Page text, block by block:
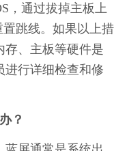
，通过拔掉主板上
跳线。如果以上措
存、主板等硬件是
进行详细检查和修
？